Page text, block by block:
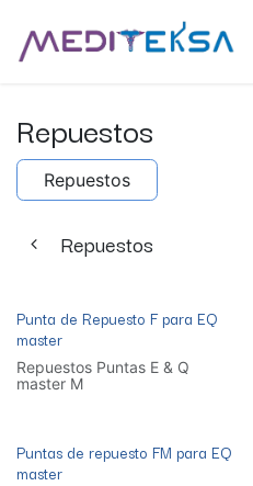
Repuestos
Repuestos
Repuestos
Punta de Repuesto F para EQ
master
Repuestos Puntas E & Q
master M
Puntas de repuesto FM para EQ
master